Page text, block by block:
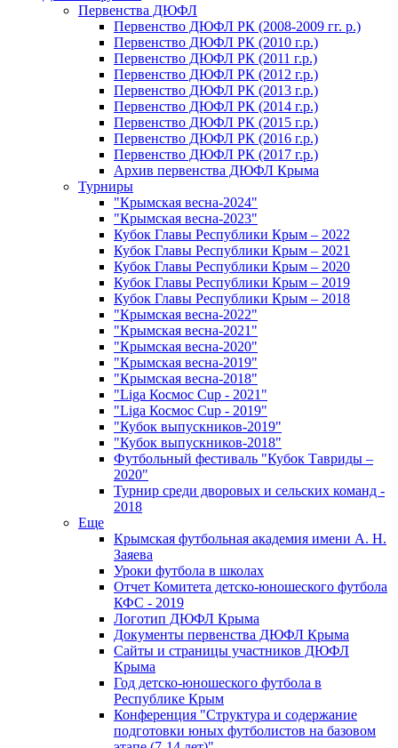
Первенства ДЮФЛ
Первенство ДЮФЛ РК (2008-2009 гг. р.)
Первенство ДЮФЛ РК (2010 г.р.)
Первенство ДЮФЛ РК (2011 г.р.)
Первенство ДЮФЛ РК (2012 г.р.)
Первенство ДЮФЛ РК (2013 г.р.)
Первенство ДЮФЛ РК (2014 г.р.)
Первенство ДЮФЛ РК (2015 г.р.)
Первенство ДЮФЛ РК (2016 г.р.)
Первенство ДЮФЛ РК (2017 г.р.)
Архив первенства ДЮФЛ Крыма
Турниры
"Крымская весна-2024"
"Крымская весна-2023"
Кубок Главы Республики Крым – 2022
Кубок Главы Республики Крым – 2021
Кубок Главы Республики Крым – 2020
Кубок Главы Республики Крым – 2019
Кубок Главы Республики Крым – 2018
"Крымская весна-2022"
"Крымская весна-2021"
"Крымская весна-2020"
"Крымская весна-2019"
"Крымская весна-2018"
"Liga Космос Cup - 2021"
"Liga Космос Cup - 2019"
"Кубок выпускников-2019"
"Кубок выпускников-2018"
Футбольный фестиваль "Кубок Тавриды –
2020"
Турнир среди дворовых и сельских команд -
2018
Еще
Крымская футбольная академия имени А. Н.
Заяева
Уроки футбола в школах
Отчет Комитета детско-юношеского футбола
КФС - 2019
Логотип ДЮФЛ Крыма
Документы первенства ДЮФЛ Крыма
Сайты и страницы участников ДЮФЛ
Крыма
Год детско-юношеского футбола в
Республике Крым
Конференция "Структура и содержание
подготовки юных футболистов на базовом